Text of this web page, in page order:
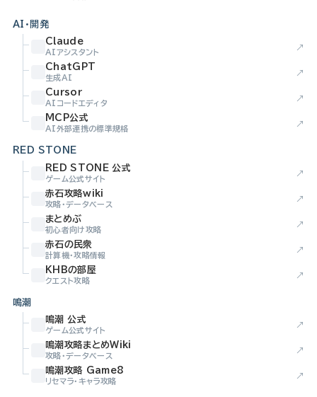
AI・開発
Claude
AIアシスタント
↗
ChatGPT
生成AI
↗
Cursor
AIコードエディタ
↗
MCP公式
AI外部連携の標準規格
↗
RED STONE
RED STONE 公式
ゲーム公式サイト
↗
赤石攻略wiki
攻略・データベース
↗
まとめぶ
初心者向け攻略
↗
赤石の民衆
計算機・攻略情報
↗
KHBの部屋
クエスト攻略
↗
鳴潮
鳴潮 公式
ゲーム公式サイト
↗
鳴潮攻略まとめWiki
攻略・データベース
↗
鳴潮攻略 Game8
リセマラ・キャラ攻略
↗